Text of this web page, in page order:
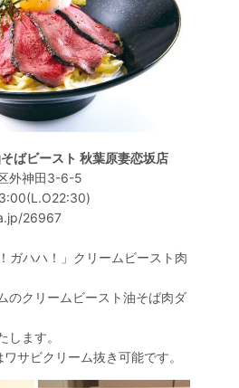
ばビースト 秋葉原妻恋坂店
外神田3-6-5
26967
ガハハ！」クリームビースト肉
のクリームビースト油そば肉ダ
します。
サビクリーム抜き可能です。